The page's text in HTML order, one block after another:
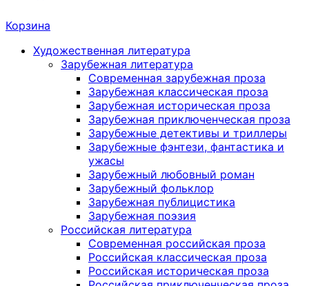
Корзина
Художественная литература
Зарубежная литература
Современная зарубежная проза
Зарубежная классическая проза
Зарубежная историческая проза
Зарубежная приключенческая проза
Зарубежные детективы и триллеры
Зарубежные фэнтези, фантастика и
ужасы
Зарубежный любовный роман
Зарубежный фольклор
Зарубежная публицистика
Зарубежная поэзия
Российская литература
Современная российская проза
Российская классическая проза
Российская историческая проза